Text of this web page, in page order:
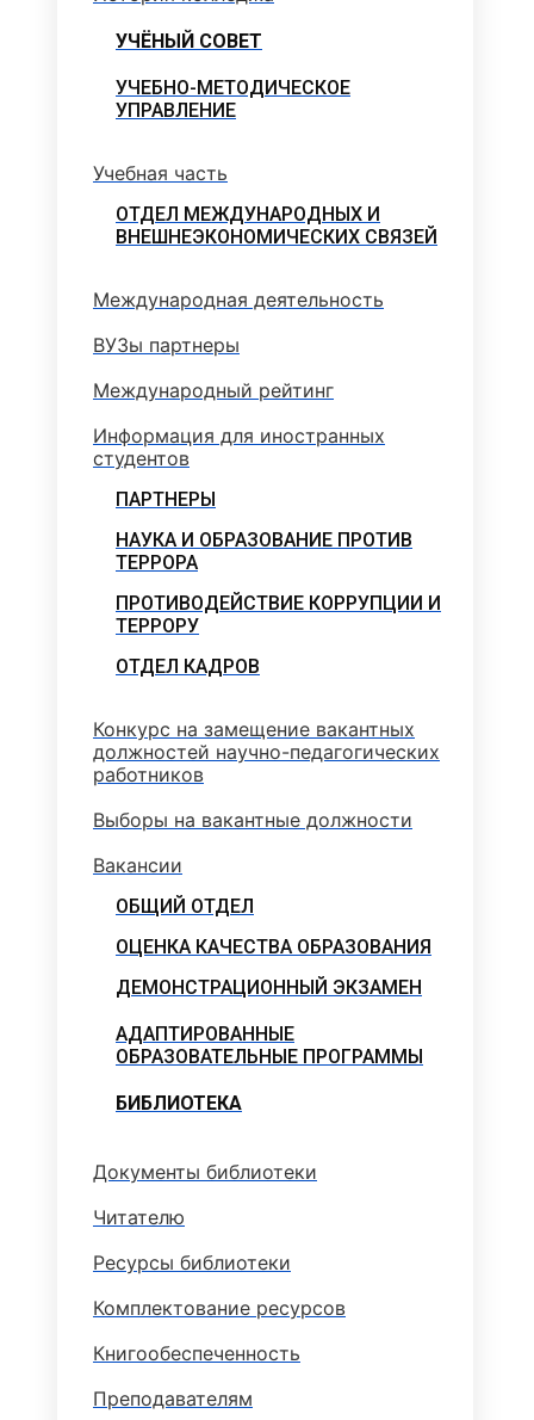
УЧЁНЫЙ СОВЕТ
УЧЕБНО-МЕТОДИЧЕСКОЕ
УПРАВЛЕНИЕ
Учебная часть
ОТДЕЛ МЕЖДУНАРОДНЫХ И
ВНЕШНЕЭКОНОМИЧЕСКИХ СВЯЗЕЙ
Международная деятельность
ВУЗы партнеры
Международный рейтинг
Информация для иностранных
студентов
ПАРТНЕРЫ
НАУКА И ОБРАЗОВАНИЕ ПРОТИВ
ТЕРРОРА
ПРОТИВОДЕЙСТВИЕ КОРРУПЦИИ И
ТЕРРОРУ
ОТДЕЛ КАДРОВ
Конкурс на замещение вакантных
должностей научно-педагогических
работников
Выборы на вакантные должности
Вакансии
ОБЩИЙ ОТДЕЛ
ОЦЕНКА КАЧЕСТВА ОБРАЗОВАНИЯ
ДЕМОНСТРАЦИОННЫЙ ЭКЗАМЕН
АДАПТИРОВАННЫЕ
ОБРАЗОВАТЕЛЬНЫЕ ПРОГРАММЫ
БИБЛИОТЕКА
Документы библиотеки
Читателю
Ресурсы библиотеки
Комплектование ресурсов
Книгообеспеченность
Преподавателям